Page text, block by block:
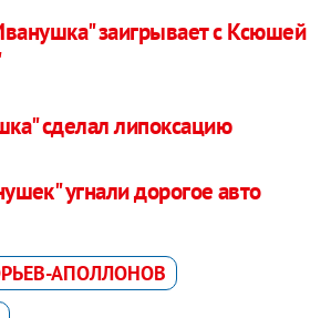
заигрывает с Ксюшей
сделал липоксацию
угнали дорогое авто
АПОЛЛОНОВ